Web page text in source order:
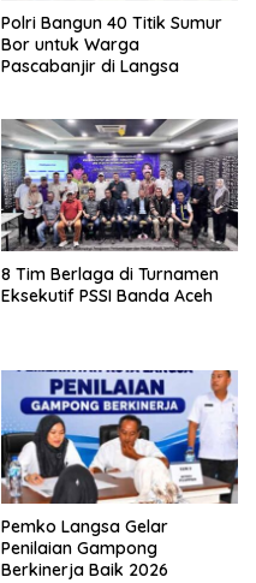
Polri Bangun 40 Titik Sumur
Bor untuk Warga
Pascabanjir di Langsa
8 Tim Berlaga di Turnamen
Eksekutif PSSI Banda Aceh
Pemko Langsa Gelar
Penilaian Gampong
Berkinerja Baik 2026